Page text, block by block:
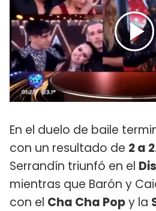
En el duelo de baile
con un resultado de 2 a 2
Serrandín triunfó en el
mientras que Barón y
con el Cha Cha Popy la